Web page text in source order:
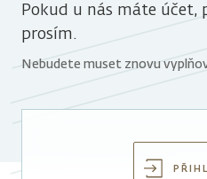
Pokud u nás máte účet,
prosím.
Nebudete muset znovu